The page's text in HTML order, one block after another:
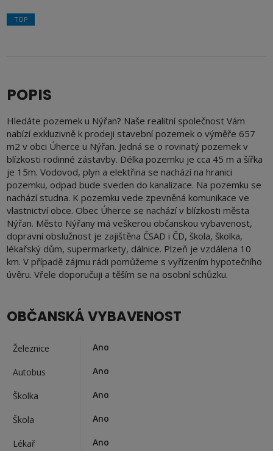
TOP
POPIS
Hledáte pozemek u Nýřan? Naše realitní společnost Vám
nabízí exkluzivně k prodeji stavební pozemek o výměře 657
m2 v obci Úherce u Nýřan. Jedná se o rovinatý pozemek v
blízkosti rodinné zástavby. Délka pozemku je cca 45 m a šířka
je 15m. Vodovod, plyn a elektřina se nachází na hranici
pozemku, odpad bude sveden do kanalizace. Na pozemku se
nachází studna. K pozemku vede zpevněná komunikace ve
vlastnictví obce. Obec Úherce se nachází v blízkosti města
Nýřan. Město Nýřany má veškerou občanskou vybavenost,
dopravní obslužnost je zajištěna ČSAD i ČD, škola, školka,
lékařský dům, supermarkety, dálnice. Plzeň je vzdálena 10
km. V případě zájmu rádi pomůžeme s vyřízením hypotečního
úvěru. Vřele doporučuji a těším se na osobní schůzku.
OBČANSKÁ VYBAVENOST
Železnice Ano
Autobus Ano
Školka Ano
Škola Ano
Lékař Ano